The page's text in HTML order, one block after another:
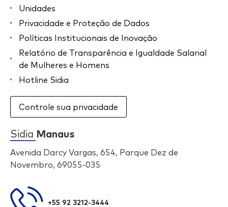
Unidades
Privacidade e Proteção de Dados
Políticas Institucionais de Inovação
Relatório de Transparência e Igualdade Salarial
de Mulheres e Homens
Hotline Sidia
Controle sua privacidade
Sidia Manaus
Avenida Darcy Vargas, 654, Parque Dez de
Novembro, 69055-035
+55 92 3212-3444